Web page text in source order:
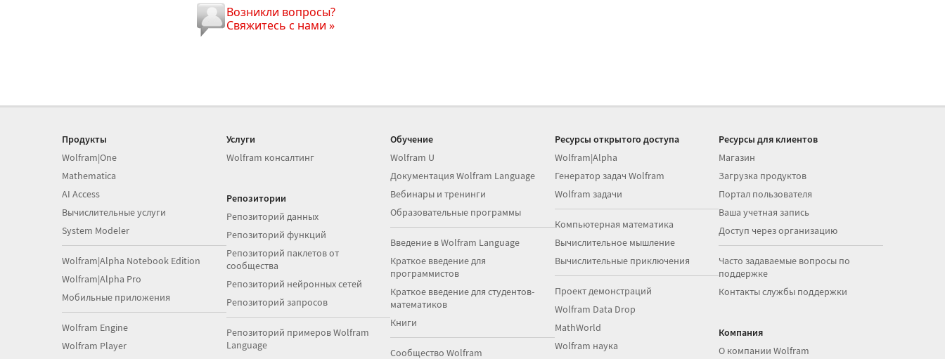
Возникли вопросы?
Свяжитесь с нами
Продукты
Wolfram|One
Mathematica
AI Access
Вычислительные услуги
System Modeler
Wolfram|Alpha Notebook Edition
Wolfram|Alpha Pro
Мобильные приложения
Wolfram Engine
Wolfram Player
Услуги
Wolfram консалтинг
Репозитории
Репозиторий данных
Репозиторий функций
Репозиторий паклетов от
сообщества
Репозиторий нейронных сетей
Репозиторий запросов
Репозиторий примеров Wolfram
Language
Обучение
Wolfram U
Документация Wolfram Language
Вебинары и тренинги
Образовательные программы
Введение в Wolfram Language
Краткое введение для
программистов
Краткое введение для студентов-
математиков
Книги
Сообщество Wolfram
Ресурсы открытого доступа
Wolfram|Alpha
Генератор задач Wolfram
Wolfram задачи
Компьютерная математика
Вычислительное мышление
Вычислительные приключения
Проект демонстраций
Wolfram Data Drop
MathWorld
Wolfram наука
Ресурсы для клиентов
Магазин
Загрузка продуктов
Портал пользователя
Ваша учетная запись
Доступ через организацию
Часто задаваемые вопросы по
поддержке
Контакты службы поддержки
Компания
О компании Wolfram